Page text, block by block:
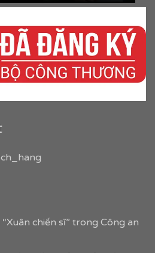
chiến sĩ” trong Công an